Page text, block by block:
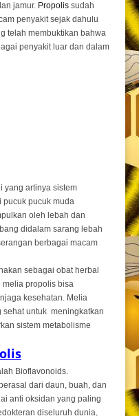
jamur. Propolis sudah
penyakit sejak dahulu
telah membuktikan bahwa
penyakit luar dan dalam
yang artinya sistem
pucuk pucuk muda
oleh lebah dan
didalam sarang lebah
berbagai macam
sebagai obat herbal
melia propolis bisa
kesehatan. Melia
sehat untuk meningkatkan
sistem metabolisme
Bioflavonoids.
dari daun, buah, dan
anti oksidan yang paling
diseluruh dunia,